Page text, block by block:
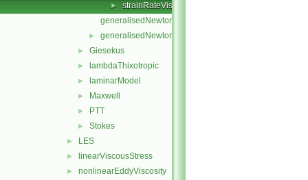
►
strainRateViscosityModel
generalisedNewtonian.C
► generalisedNewtonian.H
► Giesekus
► lambdaThixotropic
► laminarModel
► Maxwell
► PTT
► Stokes
► LES
► linearViscousStress
► nonlinearEddyViscosity